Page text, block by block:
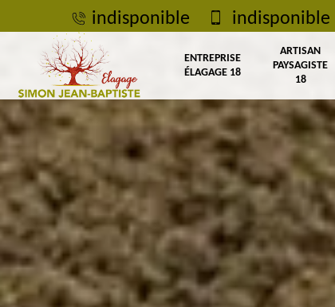
indisponible indisponible
ENTREPRISE
ÉLAGAGE 18
ARTISAN
PAYSAGISTE
18